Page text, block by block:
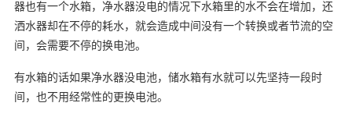
器也有一个水箱，净水器没电的情况下水箱里的水不会在增加，还
洒水器却在不停的耗水，就会造成中间没有一个转换或者节流的空
间，会需要不停的换电池。
有水箱的话如果净水器没电池，储水箱有水就可以先坚持一段时
间，也不用经常性的更换电池。